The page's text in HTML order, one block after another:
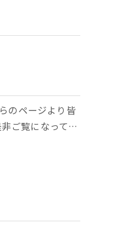
のページより皆
ご覧になって…